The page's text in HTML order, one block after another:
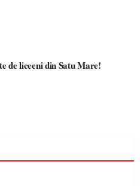
de liceeni din Satu Mare!